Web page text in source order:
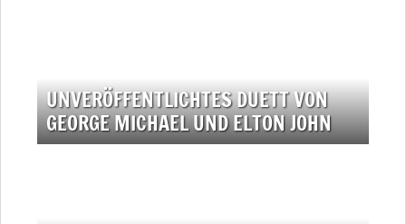
UNVERÖFFENTLICHTES DUETT VON
GEORGE MICHAEL UND ELTON JOHN